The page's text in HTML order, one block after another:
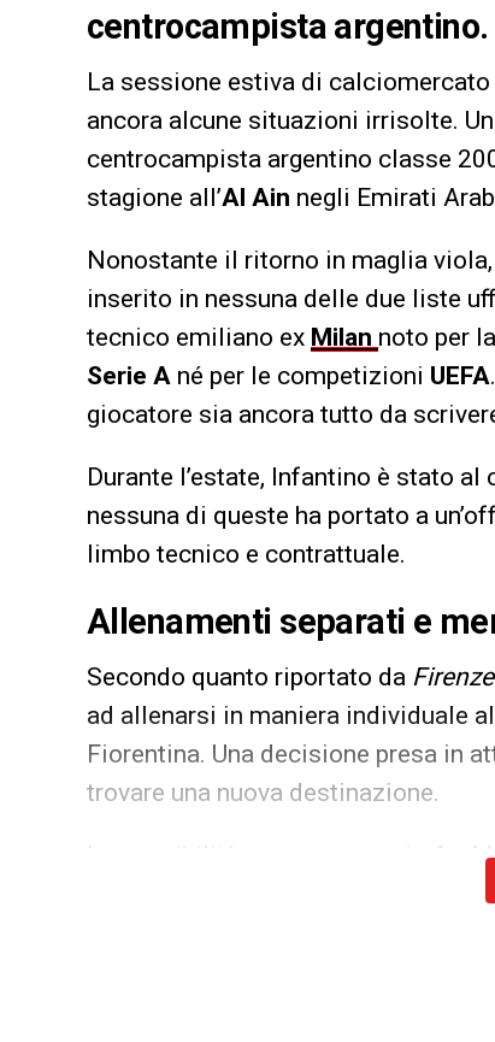
centrocampista
La sessione estiva di
ancora alcune situazioni irrisolte.
centrocampista argentino classe
stagione all’Al Ain negli Emirati
Nonostante il ritorno in maglia
inserito in nessuna delle due liste
tecnico emiliano ex Milan noto per
Serie A né per le competizioni UEFA
giocatore sia ancora tutto da
Durante l’estate, Infantino è stato
nessuna di queste ha portato a
limbo tecnico e contrattuale.
Allenamenti separati e
Secondo quanto riportato da
ad allenarsi in maniera individuale al
Fiorentina. Una decisione presa in
trovare una nuova destinazione.
restano aperte anche le piste che